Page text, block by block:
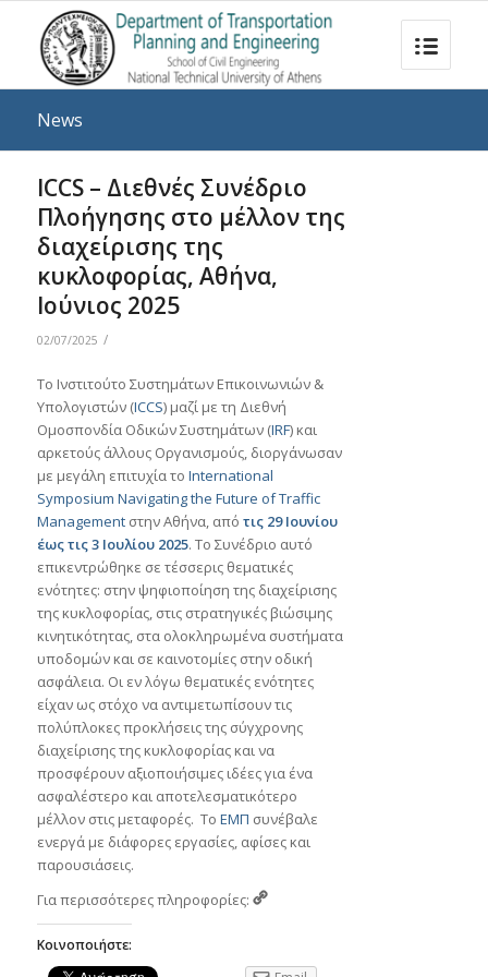
News
ICCS – Διεθνές Συνέδριο
Πλοήγησης στο μέλλον της
διαχείρισης της
κυκλοφορίας, Αθήνα,
Ιούνιος 2025
02/07/2025 /
Το Ινστιτούτο Συστημάτων Επικοινωνιών &
Υπολογιστών (ICCS) μαζί με τη Διεθνή
Ομοσπονδία Οδικών Συστημάτων (IRF) και
αρκετούς άλλους Οργανισμούς, διοργάνωσαν
με μεγάλη επιτυχία το International
Symposium Navigating the Future of Traffic
Managementστην Αθήνα, από τις 29 Ιουνίου
έως τις 3 Ιουλίου 2025. Το Συνέδριο αυτό
επικεντρώθηκε σε τέσσερις θεματικές
ενότητες: στην ψηφιοποίηση της διαχείρισης
της κυκλοφορίας, στις στρατηγικές βιώσιμης
κινητικότητας, στα ολοκληρωμένα συστήματα
υποδομών και σε καινοτομίες στην οδική
ασφάλεια. Οι εν λόγω θεματικές ενότητες
είχαν ως στόχο να αντιμετωπίσουν τις
πολύπλοκες προκλήσεις της σύγχρονης
διαχείρισης της κυκλοφορίας και να
προσφέρουν αξιοποιήσιμες ιδέες για ένα
ασφαλέστερο και αποτελεσματικότερο
μέλλον στις μεταφορές. Το ΕΜΠ συνέβαλε
ενεργά με διάφορες εργασίες, αφίσες και
παρουσιάσεις.
Για περισσότερες πληροφορίες:
Κοινοποιήστε: